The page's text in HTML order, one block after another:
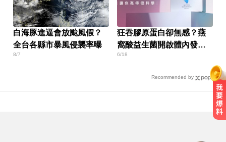
白海豚進逼會放颱風假？
全台各縣市暴風侵襲率曝
8/7
狂吞膠原蛋白卻無感？燕
窩酸益生菌開啟體內發光
燈泡
6/18
Recommended by